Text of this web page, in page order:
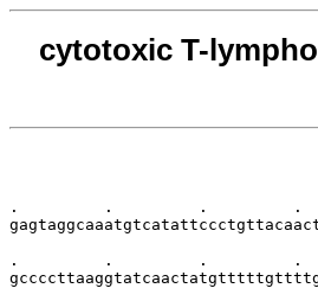
cytotoxic T-
.         .         .         .
.         .         .         .